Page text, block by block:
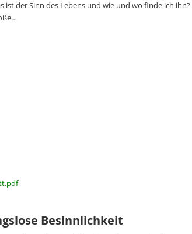
ist der Sinn des Lebens und wie und wo finde ich ihn?
Besinnlichkeit